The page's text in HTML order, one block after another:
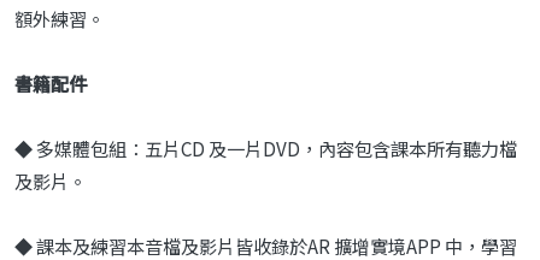
額外練習。
書籍配件
◆ 多媒體包組：五片CD 及一片DVD，內容包含課本所有聽力檔
及影片。
◆ 課本及練習本音檔及影片皆收錄於AR 擴增實境APP 中，學習